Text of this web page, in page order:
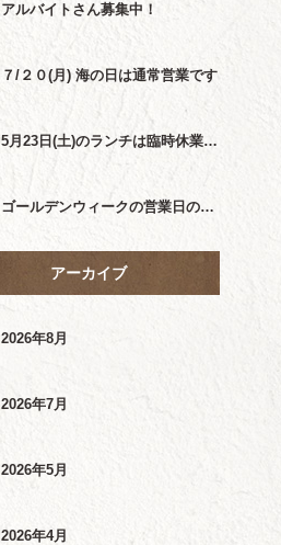
アルバイトさん募集中！
７/２０(月) 海の日は通常営業です
5月23日(土)のランチは臨時休業です
ゴールデンウィークの営業日のおしらせ
アーカイブ
2026年8月
2026年7月
2026年5月
2026年4月